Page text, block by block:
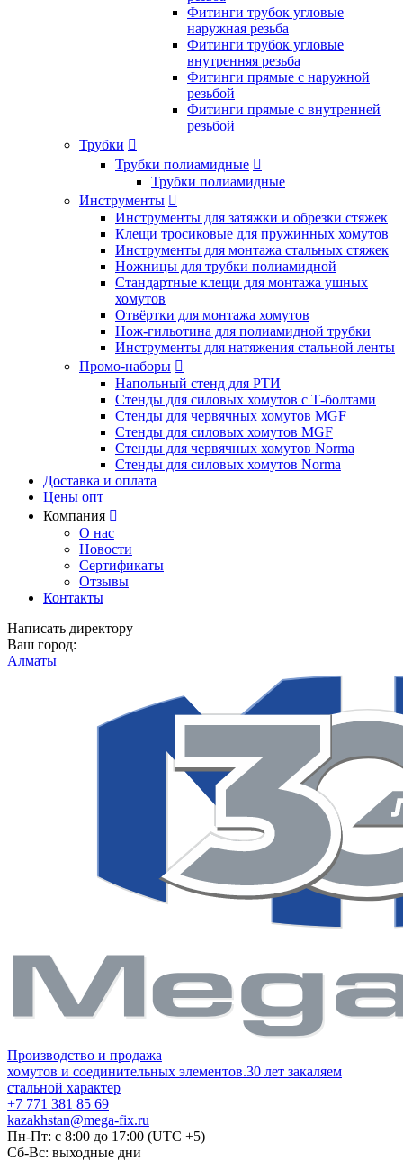
Фитинги трубок угловые
наружная резьба
Фитинги трубок угловые
внутренняя резьба
Фитинги прямые с наружной
резьбой
Фитинги прямые с внутренней
резьбой
Трубки 
Трубки полиамидные 
Трубки полиамидные
Инструменты 
Инструменты для затяжки и обрезки стяжек
Клещи тросиковые для пружинных хомутов
Инструменты для монтажа стальных стяжек
Ножницы для трубки полиамидной
Стандартные клещи для монтажа ушных
хомутов
Отвёртки для монтажа хомутов
Нож-гильотина для полиамидной трубки
Инструменты для натяжения стальной ленты
Промо-наборы 
Напольный стенд для РТИ
Стенды для силовых хомутов с Т-болтами
Стенды для червячных хомутов MGF
Стенды для силовых хомутов MGF
Стенды для червячных хомутов Norma
Стенды для силовых хомутов Norma
Доставка и оплата
Цены опт
Компания 
О нас
Новости
Сертификаты
Отзывы
Контакты
Написать директору
Ваш город:
Алматы
Производство и продажа
хомутов и соединительных элементов.30 лет закаляем
стальной характер
+7 771 381 85 69
kazakhstan@mega-fix.ru
Пн-Пт: с 8:00 до 17:00 (UTC +5)
Сб-Вс: выходные дни